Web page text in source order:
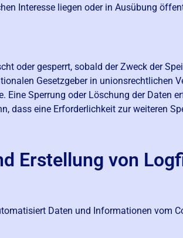
Interesse liegen oder in Ausübung
oder gesperrt, sobald der Zweck der
Gesetzgeber in unionsrechtlichen
Sperrung oder Löschung der Daten
dass eine Erforderlichkeit zur weiteren
Erstellung von
Daten und Informationen vom